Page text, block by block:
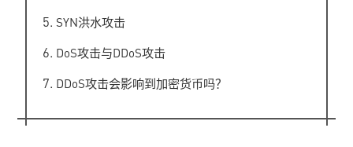
SYN洪水攻击
DoS攻击与DDoS攻击
DDoS攻击会影响到加密货币吗？